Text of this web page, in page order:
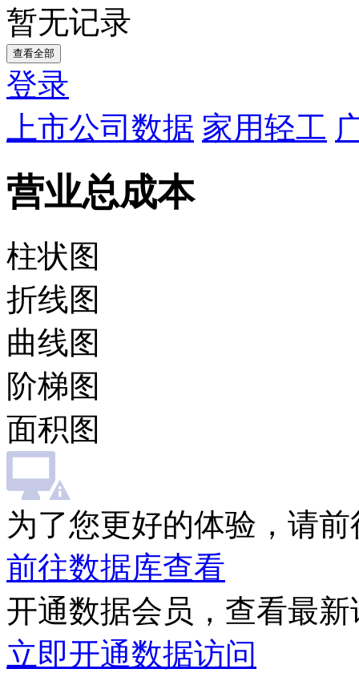
暂无记录
查看全部
登录
上市公司数据 家用轻工
营业总成本
柱状图
折线图
曲线图
阶梯图
面积图
为了您更好的体验，请
前往数据库查看
开通数据会员，查看最
立即开通数据访问